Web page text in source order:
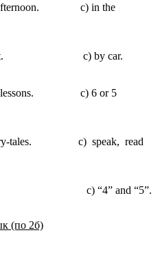
afternoon. c) in the
c) by car.
lessons. c) 6 or 5
tales. c) speak, read
“4” and “5”.
(по 2б)